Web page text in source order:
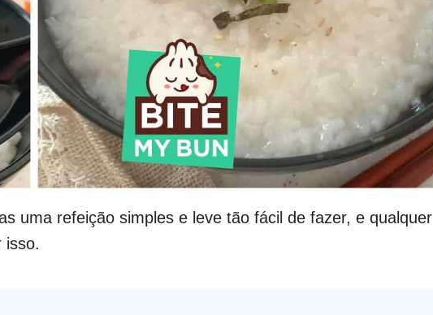
uma refeição simples e leve tão fácil de fazer, e qualquer
isso.